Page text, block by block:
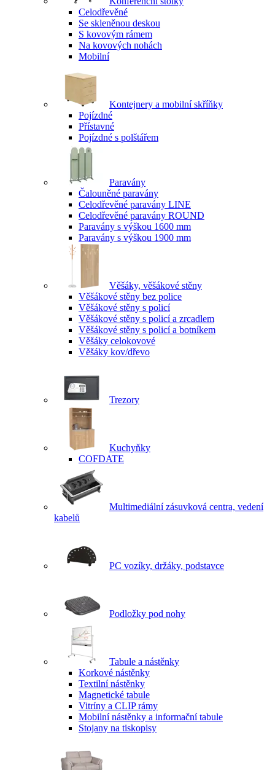
Celodřevěné
Se skleněnou deskou
S kovovým rámem
Na kovových nohách
Mobilní
Kontejnery a mobilní skříňky
Pojízdné
Přístavné
Pojízdné s polštářem
Paravány
Čalouněné paravány
Celodřevěné paravány LINE
Celodřevěné paravány ROUND
Paravány s výškou 1600 mm
Paravány s výškou 1900 mm
Věšáky, věšákové stěny
Věšákové stěny bez police
Věšákové stěny s policí
Věšákové stěny s policí a zrcadlem
Věšákové stěny s policí a botníkem
Věšáky celokovové
Věšáky kov/dřevo
Trezory
Kuchyňky
COFDATE
Multimediální zásuvková centra, vedení
kabelů
PC vozíky, držáky, podstavce
Podložky pod nohy
Tabule a nástěnky
Korkové nástěnky
Textilní nástěnky
Magnetické tabule
Vitríny a CLIP rámy
Mobilní nástěnky a informační tabule
Stojany na tiskopisy